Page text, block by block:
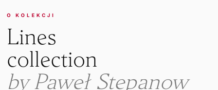
O KOLEKCJI
Lines
collection
by Paweł Stepanow